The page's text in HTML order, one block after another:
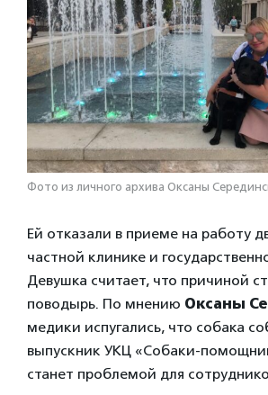
Фото из личного архива Оксаны
Ей отказали в приеме на работу
частной клинике и
Девушка считает, что причиной
поводырь. По мнению Оксаны
медики испугались, что собака
выпускник УКЦ «Собаки-
станет проблемой для